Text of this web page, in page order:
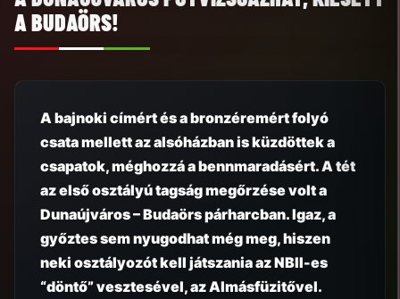
A BUDAÖRS!
A bajnoki címért és a bronzéremért folyó
csata mellett az alsóházban is küzdöttek a
csapatok, méghozzá a bennmaradásért. A tét
az első osztályú tagság megőrzése volt a
Dunaújváros – Budaörs párharcban. Igaz, a
győztes sem nyugodhat még meg, hiszen
neki osztályozót kell játszania az NBII-es
“döntő” vesztesével, az Almásfüzitővel.